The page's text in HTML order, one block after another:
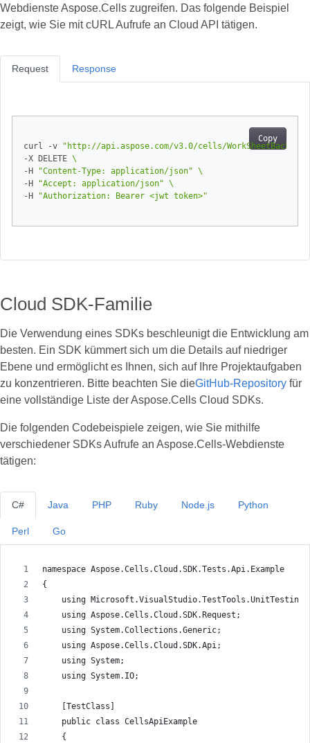
Webdienste Aspose.Cells zugreifen. Das folgende Beispiel
zeigt, wie Sie mit cURL Aufrufe an Cloud API tätigen.
Request
Copy
curl -v
"http://api.aspose.com/v3.0/cells/
-X DELETE
-H
"Content-Type: application/json"
-H
"Accept: application/json"
-H
"Authorization: Bearer <jwt token>"
Response
Cloud SDK-Familie
Die Verwendung eines SDKs beschleunigt die Entwicklung am
besten. Ein SDK kümmert sich um die Details auf niedriger
Ebene und ermöglicht es Ihnen, sich auf Ihre Projektaufgaben
zu konzentrieren. Bitte beachten Sie dieGitHub-Repository für
eine vollständige Liste der Aspose.Cells Cloud SDKs.
Die folgenden Codebeispiele zeigen, wie Sie mithilfe
verschiedener SDKs Aufrufe an Aspose.Cells-Webdienste
tätigen:
C#
namespace Aspose.Cells.Cloud.SDK.Tests.Api.Example
{
    using Microsoft.VisualStudio.TestTools.UnitTesting;
    using Aspose.Cells.Cloud.SDK.Request;
    using System.Collections.Generic;
    using Aspose.Cells.Cloud.SDK.Api;
    using System;
    using System.IO;
    [TestClass]
    public class CellsApiExample
    {
Java PHP Ruby Node.js Python
Perl Go